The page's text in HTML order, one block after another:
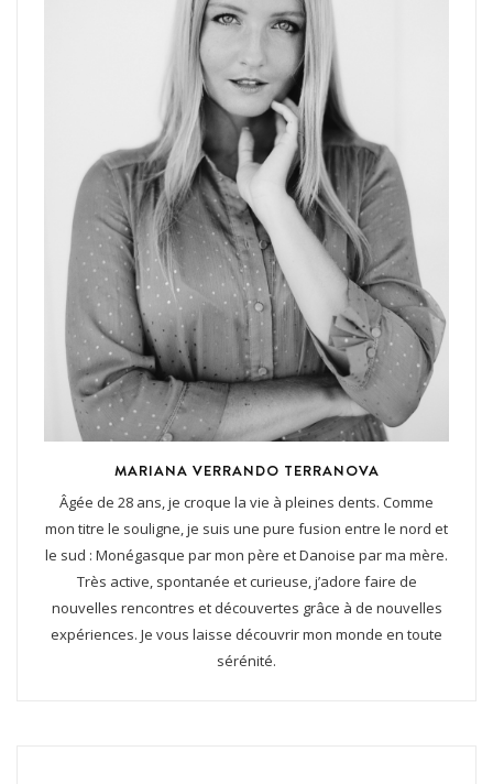
MARIANA VERRANDO TERRANOVA
Âgée de 28 ans, je croque la vie à pleines dents. Comme
mon titre le souligne, je suis une pure fusion entre le nord et
le sud : Monégasque par mon père et Danoise par ma mère.
Très active, spontanée et curieuse, j’adore faire de
nouvelles rencontres et découvertes grâce à de nouvelles
expériences. Je vous laisse découvrir mon monde en toute
sérénité.